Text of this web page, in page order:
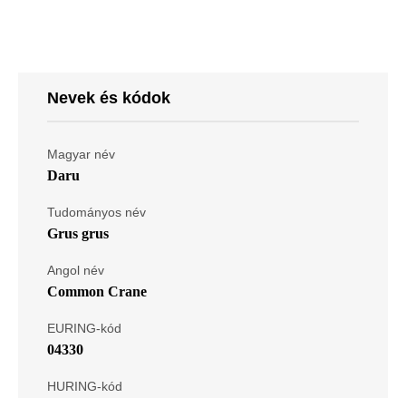
Nevek és kódok
Magyar név
Daru
Tudományos név
Grus grus
Angol név
Common Crane
EURING-kód
04330
HURING-kód